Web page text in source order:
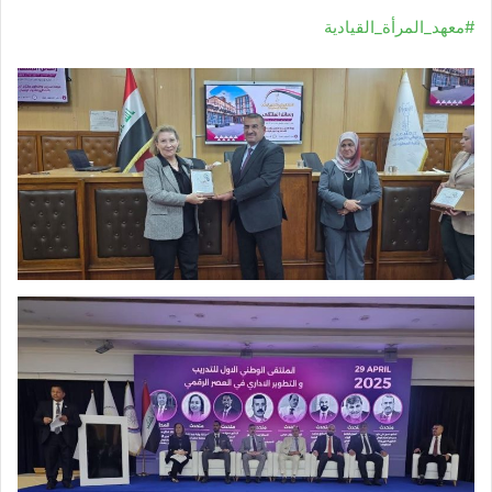
#معهد_المرأة_القيادية